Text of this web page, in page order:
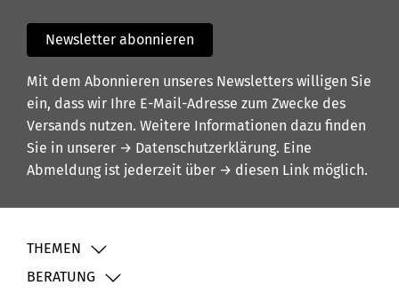
Newsletter abonnieren
Mit dem Abonnieren unseres Newsletters willigen Sie
ein, dass wir Ihre E-Mail-Adresse zum Zwecke des
Versands nutzen. Weitere Informationen dazu finden
Sie in unserer → Datenschutzerklärung. Eine
Abmeldung ist jederzeit über → diesen Link möglich.
THEMEN
BERATUNG